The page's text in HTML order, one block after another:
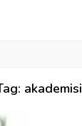
akademisi